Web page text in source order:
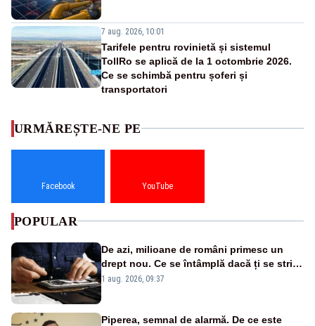
7 aug. 2026, 10:01
Tarifele pentru rovinietă și sistemul
TollRo se aplică de la 1 octombrie 2026.
Ce se schimbă pentru șoferi și
transportatori
URMĂREȘTE-NE PE
Facebook YouTube
POPULAR
De azi, milioane de români primesc un
drept nou. Ce se întâmplă dacă ți se strică
un produs
1 aug. 2026, 09:37
Piperea, semnal de alarmă. De ce este